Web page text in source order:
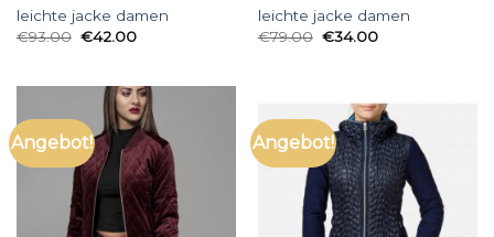
leichte jacke damen
€93.00 €42.00
leichte jacke damen
€79.00 €34.00
Angebot! Angebot!